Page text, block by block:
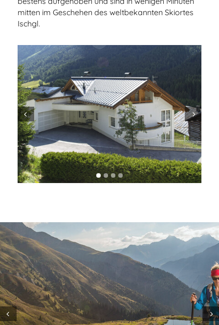
mitten im Geschehen des weltbekannten Skiortes
Ischgl.
Prev Next
Prev Next